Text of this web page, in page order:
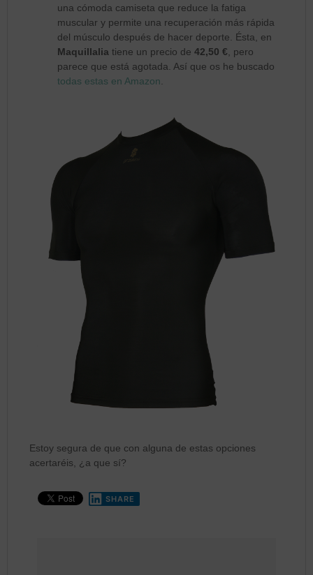
una cómoda camiseta que reduce la fatiga
muscular y permite una recuperación más rápida
del músculo después de hacer deporte. Ésta, en
Maquillalia tiene un precio de42,50 €, pero
parece que está agotada. Así que os he buscado
todas estas en Amazon.
Estoy segura de que con alguna de estas opciones
acertaréis, ¿a que sí?
SHARE